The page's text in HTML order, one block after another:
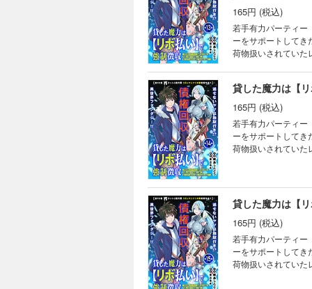
165円 (税込)
若手有力パーティー
ーをサポートしてき
荷物扱いされていた
さキチ (C)飯島しん
165円 (税込)
若手有力パーティー
ーをサポートしてき
荷物扱いされていた
さキチ (C)飯島しん
165円 (税込)
若手有力パーティー
ーをサポートしてき
荷物扱いされていた